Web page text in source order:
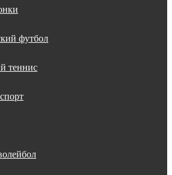
футбол
теннис